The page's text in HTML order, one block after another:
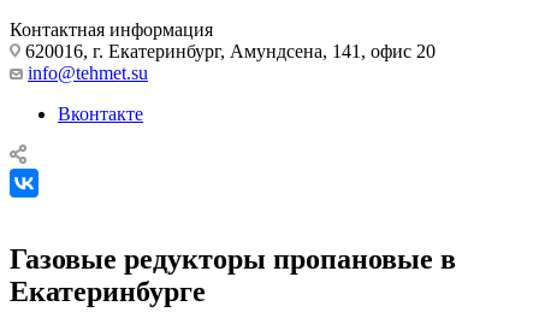
Контактная информация
620016, г. Екатеринбург, Амундсена, 141, офис 20
info@tehmet.su
Вконтакте
Газовые редукторы пропановые в
Екатеринбурге